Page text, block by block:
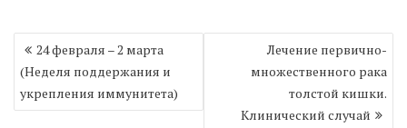
Навигация
по
записям
24 февраля – 2 марта
(Неделя поддержания и
укрепления иммунитета)
Лечение первично-
множественного рака
толстой кишки.
Клинический случай